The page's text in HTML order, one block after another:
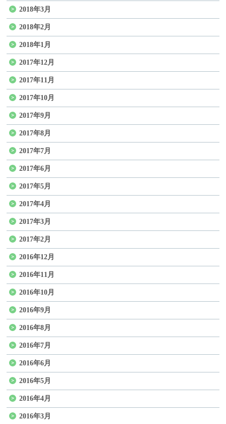
2018年3月
2018年2月
2018年1月
2017年12月
2017年11月
2017年10月
2017年9月
2017年8月
2017年7月
2017年6月
2017年5月
2017年4月
2017年3月
2017年2月
2016年12月
2016年11月
2016年10月
2016年9月
2016年8月
2016年7月
2016年6月
2016年5月
2016年4月
2016年3月